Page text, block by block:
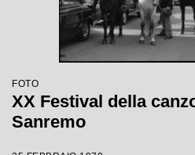
FOTO
XX Festival della
Sanremo